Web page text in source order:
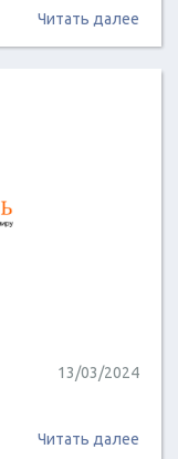
Читать далее
13/03/2024
Читать далее